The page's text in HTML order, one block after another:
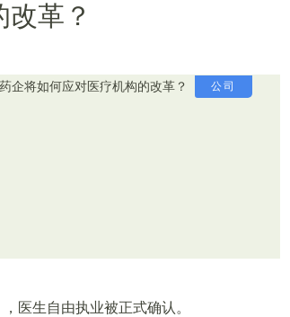
革？
公司
生自由执业被正式确认。